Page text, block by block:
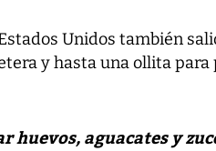
Unidos también
y hasta una ollita
huevos, aguacates y